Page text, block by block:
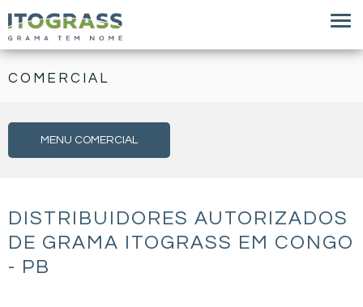
COMERCIAL
MENU COMERCIAL
DISTRIBUIDORES AUTORIZADOS
DE GRAMA ITOGRASS EM CONGO
- PB